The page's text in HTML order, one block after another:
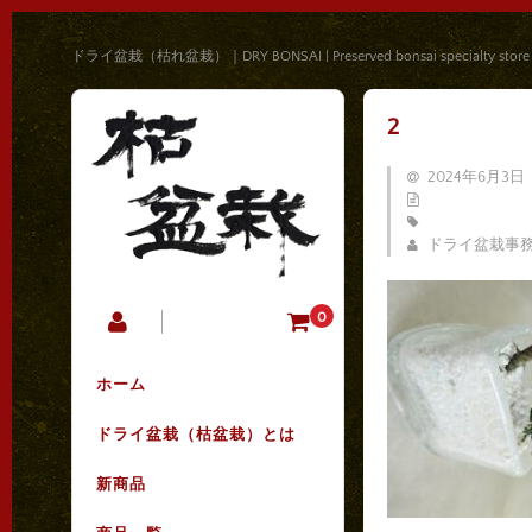
ドライ盆栽（枯れ盆栽）｜DRY BONSAI | Preserved bonsai specialty store
0
ホーム
ドライ盆栽（枯盆栽）とは
新商品
2
2024年6月3日
ドライ盆栽事